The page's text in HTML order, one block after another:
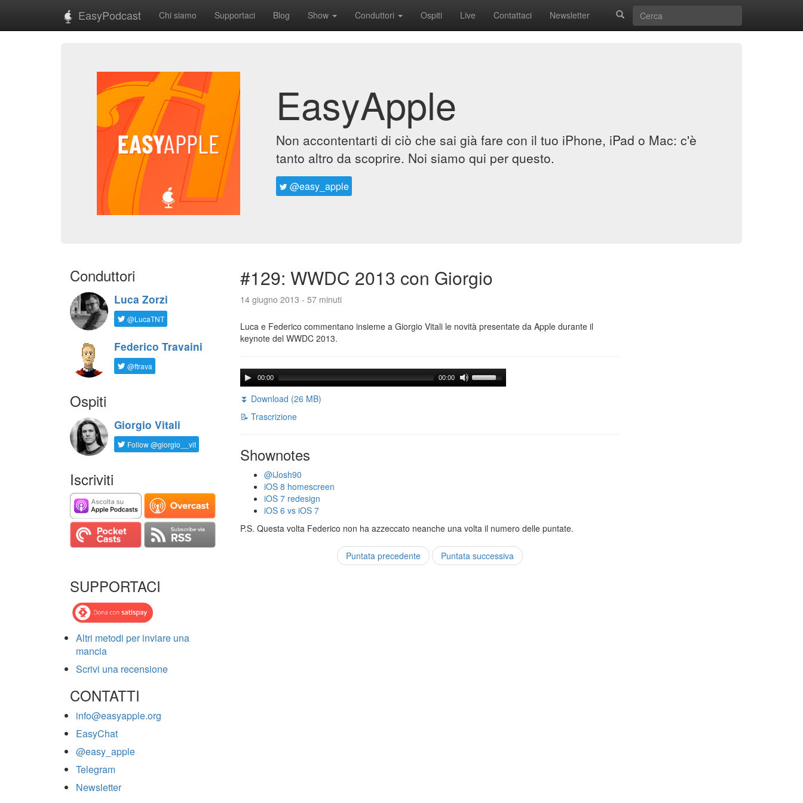
EasyPodcast Chi siamo Supportaci Blog Show Conduttori Ospiti Live Contattaci Newsletter
EasyApple
Non accontentarti di ciò che sai già fare con il tuo iPhone, iPad o Mac: c'è
tanto altro da scoprire. Noi siamo qui per questo.
@easy_apple
Conduttori
Luca Zorzi
@LucaTNT
Federico Travaini
@ftrava
Ospiti
Giorgio Vitali
Follow @giorgio__vit
Iscriviti
SUPPORTACI
Altri metodi per inviare una
mancia
Scrivi una recensione
CONTATTI
info@easyapple.org
EasyChat
@easy_apple
Telegram
Newsletter
#129: WWDC 2013 con Giorgio
14 giugno 2013 - 57 minuti
Luca e Federico commentano insieme a Giorgio Vitali le novità presentate da Apple durante il
keynote del WWDC 2013.
00:00 00:00
⏬ Download (26 MB)
📝 Trascrizione
Shownotes
@iJosh90
iOS 8 homescreen
iOS 7 redesign
iOS 6 vs iOS 7
P.S. Questa volta Federico non ha azzeccato neanche una volta il numero delle puntate.
Puntata precedente Puntata successiva